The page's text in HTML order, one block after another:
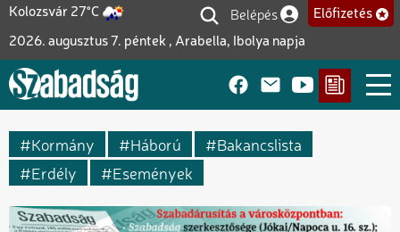
Ugrás
tartalomra
Kolozsvár 27°C
2026. augusztus 7. péntek , Arabella, Ibolya napja
Felhasználói fiók
Belépés Előfizetés
Kormány Háború
Bakancslista
Erdély
Események